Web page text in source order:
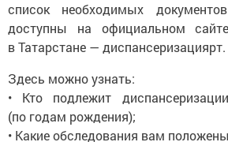
список необходимых
доступны на официальном
в Татарстане —
Здесь можно узнать:
• Кто подлежит
(по годам рождения);
• Какие обследования вам